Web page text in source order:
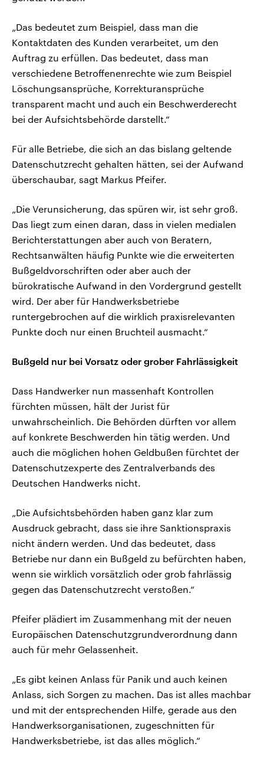
„Das bedeutet zum Beispiel, dass man die
Kontaktdaten des Kunden verarbeitet, um den
Auftrag zu erfüllen. Das bedeutet, dass man
verschiedene Betroffenenrechte wie zum Beispiel
Löschungsansprüche, Korrekturansprüche
transparent macht und auch ein Beschwerderecht
bei der Aufsichtsbehörde darstellt.“
Für alle Betriebe, die sich an das bislang geltende
Datenschutzrecht gehalten hätten, sei der Aufwand
überschaubar, sagt Markus Pfeifer.
„Die Verunsicherung, das spüren wir, ist sehr groß.
Das liegt zum einen daran, dass in vielen medialen
Berichterstattungen aber auch von Beratern,
Rechtsanwälten häufig Punkte wie die erweiterten
Bußgeldvorschriften oder aber auch der
bürokratische Aufwand in den Vordergrund gestellt
wird. Der aber für Handwerksbetriebe
runtergebrochen auf die wirklich praxisrelevanten
Punkte doch nur einen Bruchteil ausmacht.“
Bußgeld nur bei Vorsatz oder grober Fahrlässigkeit
Dass Handwerker nun massenhaft Kontrollen
fürchten müssen, hält der Jurist für
unwahrscheinlich. Die Behörden dürften vor allem
auf konkrete Beschwerden hin tätig werden. Und
auch die möglichen hohen Geldbußen fürchtet der
Datenschutzexperte des Zentralverbands des
Deutschen Handwerks nicht.
„Die Aufsichtsbehörden haben ganz klar zum
Ausdruck gebracht, dass sie ihre Sanktionspraxis
nicht ändern werden. Und das bedeutet, dass
Betriebe nur dann ein Bußgeld zu befürchten haben,
wenn sie wirklich vorsätzlich oder grob fahrlässig
gegen das Datenschutzrecht verstoßen.“
Pfeifer plädiert im Zusammenhang mit der neuen
Europäischen Datenschutzgrundverordnung dann
auch für mehr Gelassenheit.
„Es gibt keinen Anlass für Panik und auch keinen
Anlass, sich Sorgen zu machen. Das ist alles machbar
und mit der entsprechenden Hilfe, gerade aus den
Handwerksorganisationen, zugeschnitten für
Handwerksbetriebe, ist das alles möglich.“